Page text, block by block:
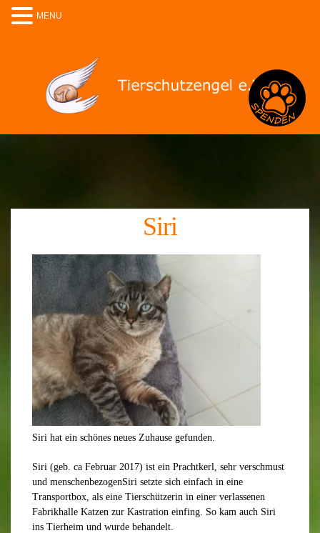
Siri
Siri hat ein schönes neues Zuhause gefunden.
Siri (geb. ca Februar 2017) ist ein Prachtkerl, sehr verschmust
und menschenbezogenSiri setzte sich einfach in eine
Transportbox, als eine Tierschützerin in einer verlassenen
Fabrikhalle Katzen zur Kastration einfing. So kam auch Siri
ins Tierheim und wurde behandelt.
MENU